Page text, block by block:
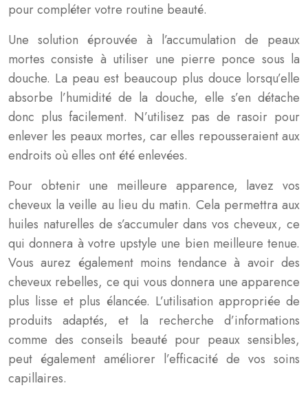
pour compléter votre routine beauté.
Une solution éprouvée à l’accumulation de peaux
mortes consiste à utiliser une pierre ponce sous la
douche. La peau est beaucoup plus douce lorsqu’elle
absorbe l’humidité de la douche, elle s’en détache
donc plus facilement. N’utilisez pas de rasoir pour
enlever les peaux mortes, car elles repousseraient aux
endroits où elles ont été enlevées.
Pour obtenir une meilleure apparence, lavez vos
cheveux la veille au lieu du matin. Cela permettra aux
huiles naturelles de s’accumuler dans vos cheveux, ce
qui donnera à votre upstyle une bien meilleure tenue.
Vous aurez également moins tendance à avoir des
cheveux rebelles, ce qui vous donnera une apparence
plus lisse et plus élancée. L’utilisation appropriée de
produits adaptés, et la recherche d’informations
comme des conseils beauté pour peaux sensibles,
peut également améliorer l’efficacité de vos soins
capillaires.